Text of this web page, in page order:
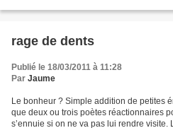
rage de dents
Publié le 18/03/2011 à 11:28
Par Jaume
Le bonheur ? Simple addition de petites
que deux ou trois poètes réactionnaires
s’ennuie si on ne va pas lui rendre visite.